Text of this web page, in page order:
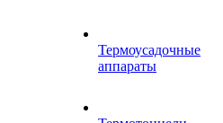
Термоусадочные
аппараты